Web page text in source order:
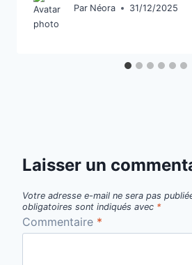
Par Néora 31/12/2025
Laisser un
Votre adresse e-mail ne sera pas
obligatoires sont indiqués avec *
Commentaire *